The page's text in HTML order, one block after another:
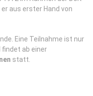
aus erster Hand von
Eine Teilnahme ist nur
findet ab einer
statt.